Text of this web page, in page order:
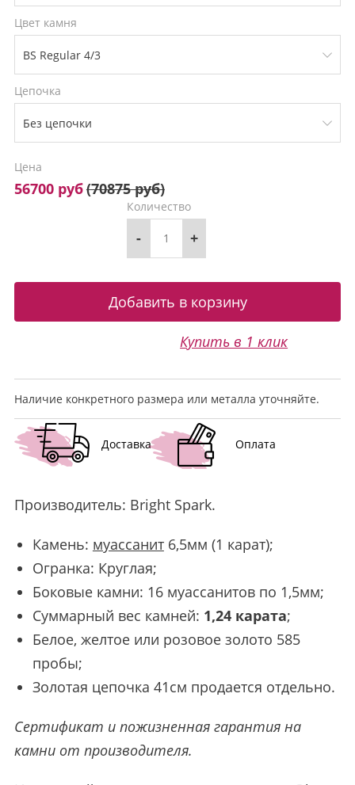
Цвет камня
Цепочка
Цена
56700 руб(70875 руб)
Количество
- +
Купить в 1 клик
Наличие конкретного размера или металла уточняйте.
Доставка Оплата
Производитель: Bright Spark.
Камень: муассанит6,5мм (1 карат);
Огранка: Круглая;
Боковые камни: 16 муассанитов по 1,5мм;
Суммарный вес камней: 1,24 карата;
Белое, желтое или розовое золото 585
пробы;
Золотая цепочка 41см продается отдельно.
Сертификат и пожизненная гарантия на
камниот производителя.